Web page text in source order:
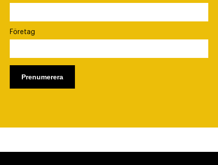
Företag